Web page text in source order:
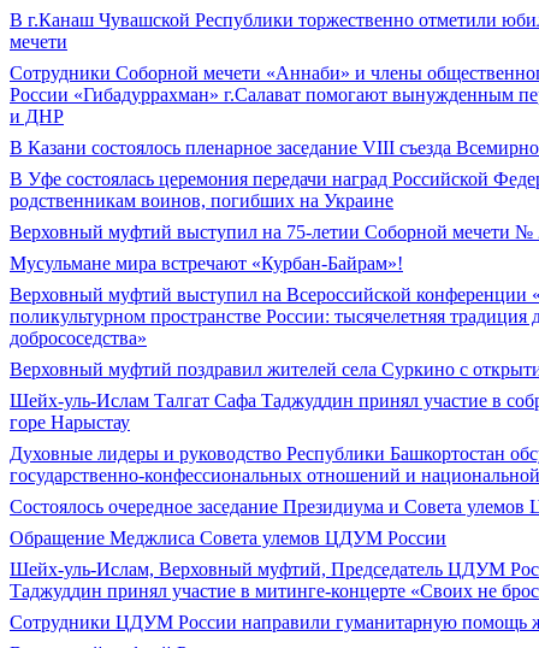
В г.Канаш Чувашской Республики торжественно отметили
мечети
Сотрудники Соборной мечети «Аннаби» и члены
России «Гибадуррахман» г.Салават помогают вынужденным
и ДНР
В Казани состоялось пленарное заседание VIII съезда
В Уфе состоялась церемония передачи наград Российской
родственникам воинов, погибших на Украине
Верховный муфтий выступил на 75-летии Соборной мечети
Мусульмане мира встречают «Курбан-Байрам»!
Верховный муфтий выступил на Всероссийской конференции
поликультурном пространстве России: тысячелетняя
добрососедства»
Верховный муфтий поздравил жителей села Суркино с
Шейх-уль-Ислам Талгат Сафа Таджуддин принял участие в
горе Нарыстау
Духовные лидеры и руководство Республики Башкортостан
государственно-конфессиональных отношений и
Состоялось очередное заседание Президиума и Совета
Обращение Меджлиса Совета улемов ЦДУМ России
Шейх-уль-Ислам, Верховный муфтий, Председатель ЦДУМ
Таджуддин принял участие в митинге-концерте «Своих не
Сотрудники ЦДУМ России направили гуманитарную помощь